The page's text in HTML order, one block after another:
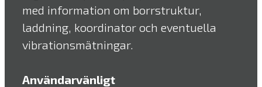
med information om borrstruktur,
laddning, koordinator och eventuella
vibrationsmätningar.
Användarvänligt